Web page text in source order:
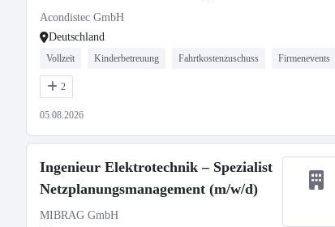
(m/w/d)
Acondistec GmbH
Deutschland
Vollzeit Kinderbetreuung Fahrtkostenzuschuss Firmenevents
2
05.08.2026
Ingenieur Elektrotechnik – Spezialist
Netzplanungsmanagement (m/w/d)
MIBRAG GmbH